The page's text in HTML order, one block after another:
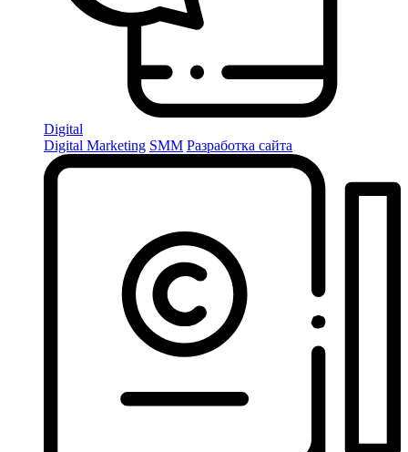
Digital
Digital Marketing SMM Разработка сайта